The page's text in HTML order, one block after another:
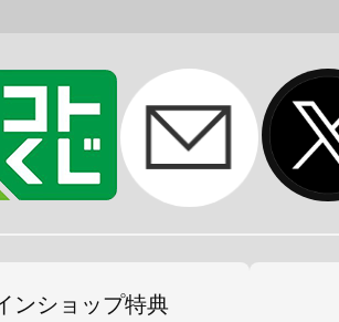
生産となります。
品です。実際の商品と
撮影用に塗装されてお
客様ご自身で組み立て
ンショップ特典